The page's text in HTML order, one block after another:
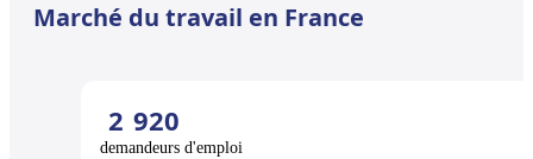
Marché du travail en France
2 920
demandeurs d'emploi